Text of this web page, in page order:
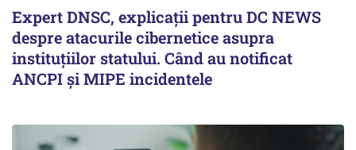
Expert DNSC, explicații pentru DC NEWS
despre atacurile cibernetice asupra
instituțiilor statului. Când au notificat
ANCPI și MIPE incidentele